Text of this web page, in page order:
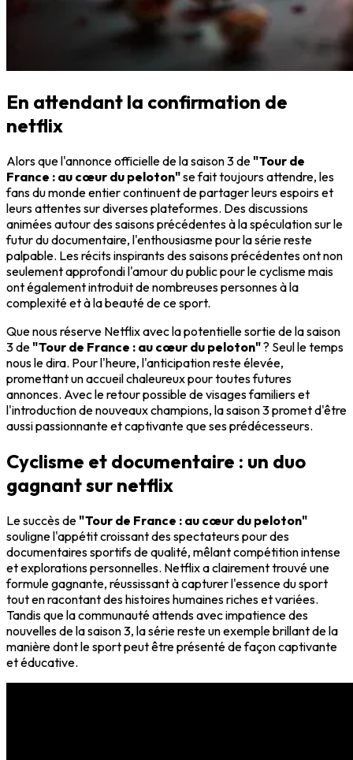
En attendant la confirmation de
netflix
Alors que l'annonce officielle de la saison 3 de"Tour de
France : au cœur du peloton"se fait toujours attendre, les
fans du monde entier continuent de partager leurs espoirs et
leurs attentes sur diverses plateformes. Des discussions
animées autour des saisons précédentes à la spéculation sur le
futur du documentaire, l'enthousiasme pour la série reste
palpable. Les récits inspirants des saisons précédentes ont non
seulement approfondi l'amour du public pour le cyclisme mais
ont également introduit de nombreuses personnes à la
complexité et à la beauté de ce sport.
Que nous réserve Netflix avec la potentielle sortie de la saison
3 de"Tour de France : au cœur du peloton"? Seul le temps
nous le dira. Pour l'heure, l'anticipation reste élevée,
promettant un accueil chaleureux pour toutes futures
annonces. Avec le retour possible de visages familiers et
l'introduction de nouveaux champions, la saison 3 promet d'être
aussi passionnante et captivante que ses prédécesseurs.
Cyclisme et documentaire : un duo
gagnant sur netflix
Le succès de"Tour de France : au cœur du peloton"
souligne l'appétit croissant des spectateurs pour des
documentaires sportifs de qualité, mêlant compétition intense
et explorations personnelles. Netflix a clairement trouvé une
formule gagnante, réussissant à capturer l'essence du sport
tout en racontant des histoires humaines riches et variées.
Tandis que la communauté attends avec impatience des
nouvelles de la saison 3, la série reste un exemple brillant de la
manière dont le sport peut être présenté de façon captivante
et éducative.